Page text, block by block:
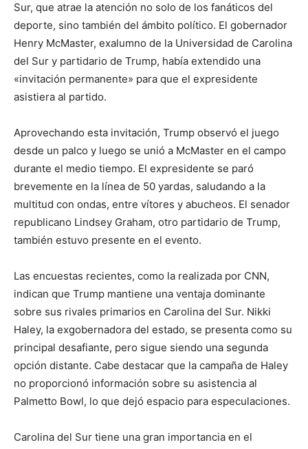
Sur, que atrae la atención no solo de los fanáticos del
deporte, sino también del ámbito político. El gobernador
Henry McMaster, exalumno de la Universidad de Carolina
del Sur y partidario de Trump, había extendido una
«invitación permanente» para que el expresidente
asistiera al partido.
Aprovechando esta invitación, Trump observó el juego
desde un palco y luego se unió a McMaster en el campo
durante el medio tiempo. El expresidente se paró
brevemente en la línea de 50 yardas, saludando a la
multitud con ondas, entre vítores y abucheos. El senador
republicano Lindsey Graham, otro partidario de Trump,
también estuvo presente en el evento.
Las encuestas recientes, como la realizada por CNN,
indican que Trump mantiene una ventaja dominante
sobre sus rivales primarios en Carolina del Sur. Nikki
Haley, la exgobernadora del estado, se presenta como su
principal desafiante, pero sigue siendo una segunda
opción distante. Cabe destacar que la campaña de Haley
no proporcionó información sobre su asistencia al
Palmetto Bowl, lo que dejó espacio para especulaciones.
Carolina del Sur tiene una gran importancia en el